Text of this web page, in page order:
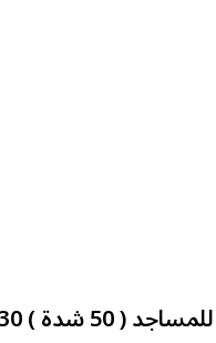
مل عدد 24 عبوة